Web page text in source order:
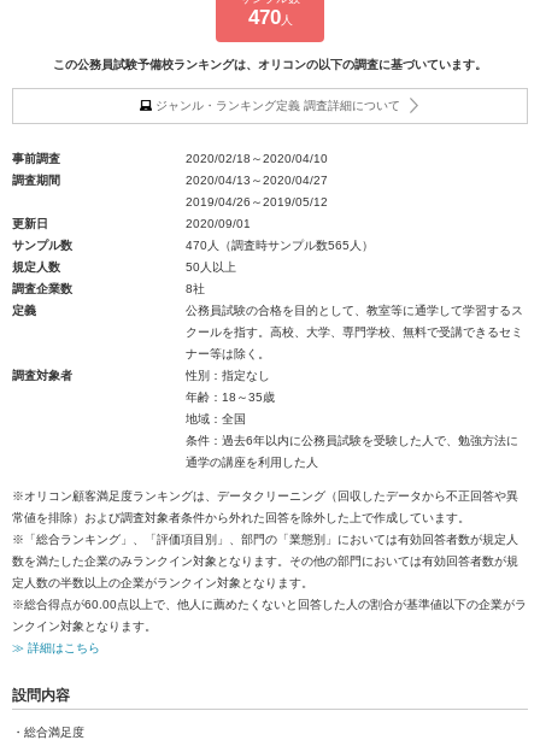
470人
この公務員試験予備校ランキングは、オリコンの以下の調査に基づいています。
ジャンル・ランキング定義 調査詳細について
事前調査
2020/02/18～2020/04/10
調査期間
2020/04/13～2020/04/27
2019/04/26～2019/05/12
更新日
2020/09/01
サンプル数
470人（調査時サンプル数565人）
規定人数
50人以上
調査企業数
8社
定義
公務員試験の合格を目的として、教室等に通学して学習するス
クールを指す。高校、大学、専門学校、無料で受講できるセミ
ナー等は除く。
調査対象者
性別：指定なし
年齢：18～35歳
地域：全国
条件：過去6年以内に公務員試験を受験した人で、勉強方法に
通学の講座を利用した人
※オリコン顧客満足度ランキングは、データクリーニング（回収したデータから不正回答や異
常値を排除）および調査対象者条件から外れた回答を除外した上で作成しています。
※「総合ランキング」、「評価項目別」、部門の「業態別」においては有効回答者数が規定人
数を満たした企業のみランクイン対象となります。その他の部門においては有効回答者数が規
定人数の半数以上の企業がランクイン対象となります。
※総合得点が60.00点以上で、他人に薦めたくないと回答した人の割合が基準値以下の企業がラ
ンクイン対象となります。
≫ 詳細はこちら
設問内容
・総合満足度